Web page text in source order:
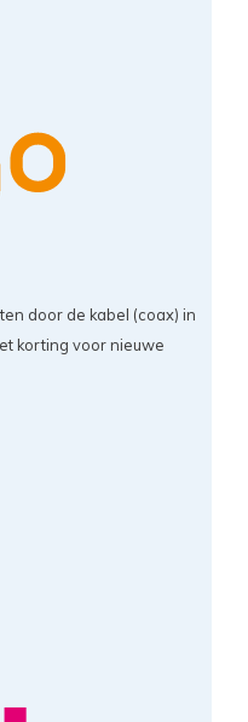
door de kabel (coax) in
korting voor nieuwe